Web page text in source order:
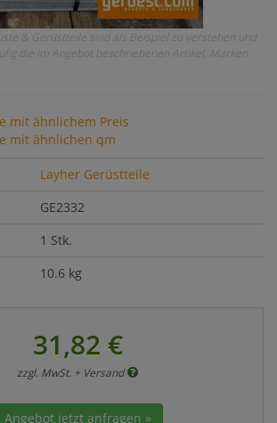
& Gerüstteile sind als Beispiel zu verstehen und
die im Angebot beschriebenen Artikel, Marken
mit ähnlichem Preis
mit ähnlichen qm
Layher Gerüstteile
GE2332
1 Stk.
10.6 kg
31,82 €
zzgl. MwSt. + Versand
Angebot jetzt anfragen »